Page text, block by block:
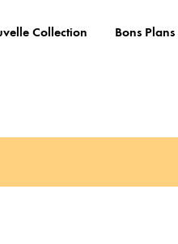
Collection Bons